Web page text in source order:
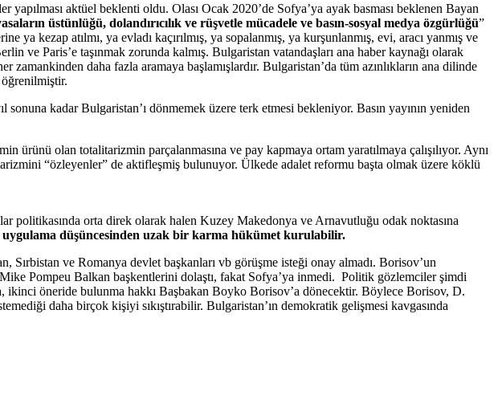
yapılması aktüel beklenti oldu. Olası Ocak 2020’de Sofya’ya ayak basması beklenen Bayan
üstünlüğü, dolandırıcılık ve rüşvetle mücadele ve basın-sosyal medya özgürlüğü”
kezap atılmı, ya evladı kaçırılmış, ya sopalanmış, ya kurşunlanmış, evi, aracı yanmış ve
ve Paris’e taşınmak zorunda kalmış. Bulgaristan vatandaşları ana haber kaynağı olarak
zamankinden daha fazla aramaya başlamışlardır. Bulgaristan’da tüm azınlıkların ana dilinde
öğrenilmiştir.
kadar Bulgaristan’ı dönmemek üzere terk etmesi bekleniyor. Basın yayının yeniden
ürünü olan totalitarizmin parçalanmasına ve pay kapmaya ortam yaratılmaya çalışılıyor. Aynı
“özleyenler” de aktifleşmiş bulunuyor. Ülkede adalet reformu başta olmak üzere köklü
orta direk olarak halen Kuzey Makedonya ve Arnavutluğu odak noktasına
uygulama düşüncesinden uzak bir karma hükümet kurulabilir.
ve Romanya devlet başkanları vb görüşme isteği onay almadı. Borisov’un
Pompeu Balkan başkentlerini dolaştı, fakat Sofya’ya inmedi. Politik gözlemciler şimdi
ikinci öneride bulunma hakkı Başbakan Boyko Borisov’a dönecektir. Böylece Borisov, D.
daha birçok kişiyi sıkıştırabilir. Bulgaristan’ın demokratik gelişmesi kavgasında